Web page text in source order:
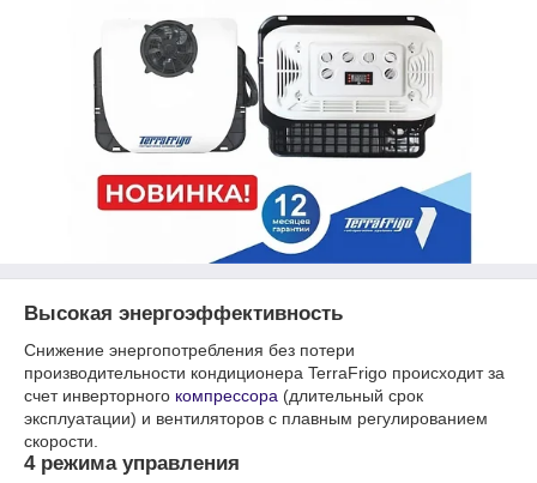
Высокая энергоэффективность
Снижение энергопотребления без потери
производительности кондиционера TerraFrigo происходит за
счет инверторного компрессора (длительный срок
эксплуатации) и вентиляторов с плавным регулированием
скорости.
4 режима управления